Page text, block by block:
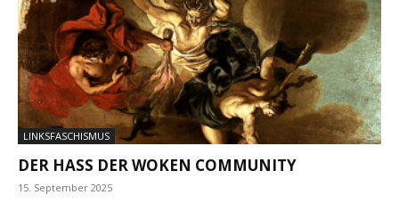
LINKSFASCHISMUS
DER HASS DER WOKEN COMMUNITY
15. September 2025